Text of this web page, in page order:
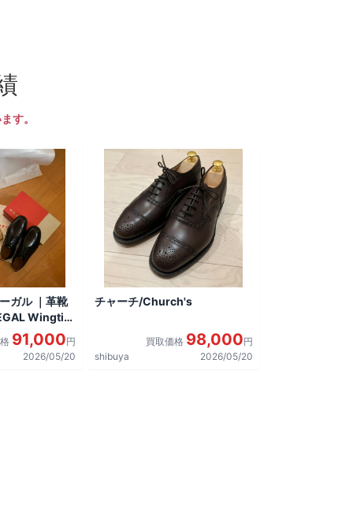
す。
ガル ｜革靴
Wingtip
した。
91,000円
2026/05/20
チャーチ/Church's
買取価格 98,000円
shibuya
2026/05/20